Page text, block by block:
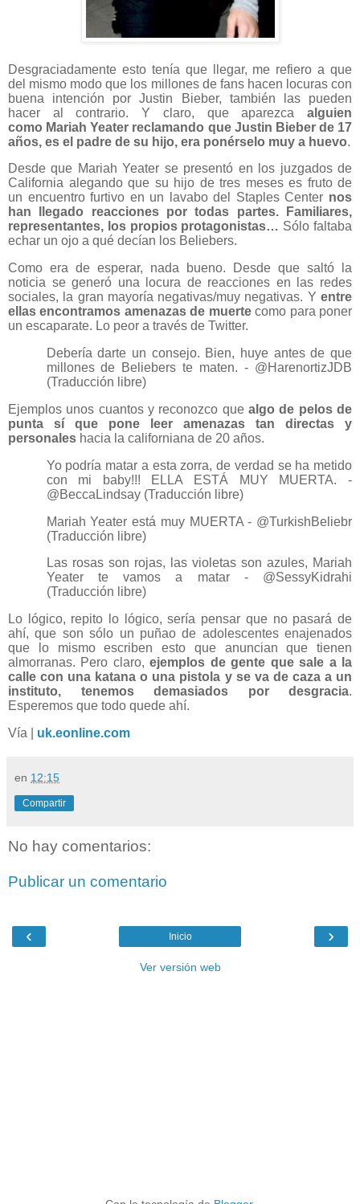
Desgraciadamente esto tenía que llegar, me refiero a que
del mismo modo que los millones de fans hacen locuras con
buena intención por Justin Bieber, también las pueden
hacer al contrario. Y claro, que aparezca alguien
como Mariah Yeater reclamando que Justin Bieber de 17
años, es el padre de su hijo, era ponérselo muy a huevo.
Desde que Mariah Yeater se presentó en los juzgados de
California alegando que su hijo de tres meses es fruto de
un encuentro furtivo en un lavabo del Staples Center nos
han llegado reacciones por todas partes. Familiares,
representantes, los propios protagonistas… Sólo faltaba
echar un ojo a qué decían los Beliebers.
Como era de esperar, nada bueno. Desde que saltó la
noticia se generó una locura de reacciones en las redes
sociales, la gran mayoría negativas/muy negativas. Y entre
ellas encontramos amenazas de muertecomo para poner
un escaparate. Lo peor a través de Twitter.
Debería darte un consejo. Bien, huye antes de que
millones de Beliebers te maten. - @HarenortizJDB
(Traducción libre)
Ejemplos unos cuantos y reconozco que algo de pelos de
punta sí que pone leer amenazas tan directas y
personales hacia la californiana de 20 años.
Yo podría matar a esta zorra, de verdad se ha metido
con mi baby!!! ELLA ESTÁ MUY MUERTA. -
@BeccaLindsay (Traducción libre)
Mariah Yeater está muy MUERTA - @TurkishBeliebr
(Traducción libre)
Las rosas son rojas, las violetas son azules, Mariah
Yeater te vamos a matar - @SessyKidrahi
(Traducción libre)
Lo lógico, repito lo lógico, sería pensar que no pasará de
ahí, que son sólo un puñao de adolescentes enajenados
que lo mismo escriben esto que anuncian que tienen
almorranas. Pero claro,ejemplos de gente que sale a la
calle con una katana o una pistola y se va de caza a un
instituto, tenemos demasiados por desgracia.
Esperemos que todo quede ahí.
Vía | uk.eonline.com
en 12:15
Compartir
No hay comentarios:
Publicar un comentario
‹ ›
Inicio
Ver versión web